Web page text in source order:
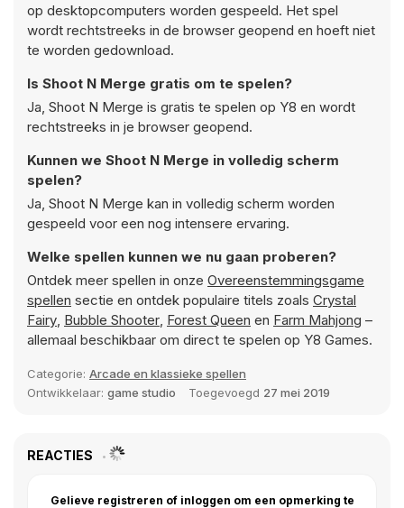
op desktopcomputers worden gespeeld. Het spel
wordt rechtstreeks in de browser geopend en hoeft niet
te worden gedownload.
Is Shoot N Merge gratis om te spelen?
Ja, Shoot N Merge is gratis te spelen op Y8 en wordt
rechtstreeks in je browser geopend.
Kunnen we Shoot N Merge in volledig scherm
spelen?
Ja, Shoot N Merge kan in volledig scherm worden
gespeeld voor een nog intensere ervaring.
Welke spellen kunnen we nu gaan proberen?
Ontdek meer spellen in onze Overeenstemmingsgame
spellen sectie en ontdek populaire titels zoals Crystal
Fairy, Bubble Shooter, Forest Queen en Farm Mahjong –
allemaal beschikbaar om direct te spelen op Y8 Games.
Categorie: Arcade en klassieke spellen
Ontwikkelaar: game studio Toegevoegd 27 mei 2019
REACTIES
Gelieve registreren of inloggen om een opmerking te